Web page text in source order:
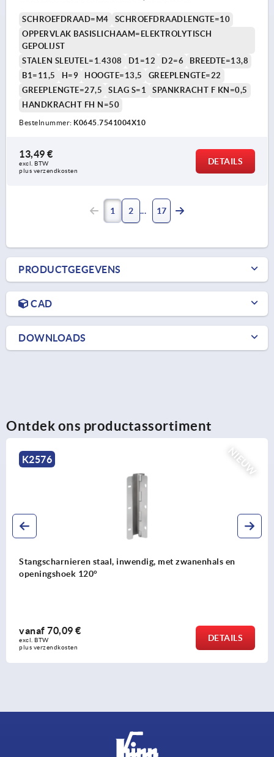
SCHROEFDRAAD=M4
SCHROEFDRAADLENGTE=10
OPPERVLAK BASISLICHAAM=ELEKTROLYTISCH
GEPOLIJST
STALEN SLEUTEL=1.4308
D1=12 D2=6
BREEDTE=13,8
B1=11,5
H=9 HOOGTE=13,5
GREEPLENGTE=22
GREEPLENGTE=27,5
SLAG S=1
SPANKRACHT F KN=0,5
HANDKRACHT FH N=50
Bestelnummer: K0645.7541004X10
13,49 €
excl. BTW
plus verzendkosten
DETAILS
1 2 17
PRODUCTGEGEVENS
CAD
DOWNLOADS
Ontdek ons productassortiment
Excenterhefboom staal instelbaar met buitendraad,
kunststof-metalen-drukschijf en draadeind staal
vanaf
plus verzendkosten